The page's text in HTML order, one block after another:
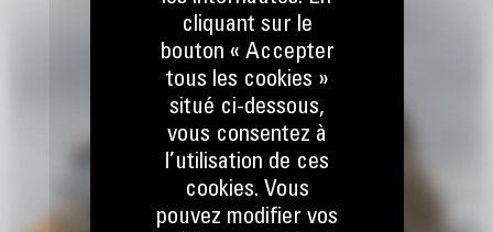
cliquant sur le
bouton « Accepter
tous les cookies »
situé ci-dessous,
vous consentez à
l’utilisation de ces
cookies. Vous
pouvez modifier vos